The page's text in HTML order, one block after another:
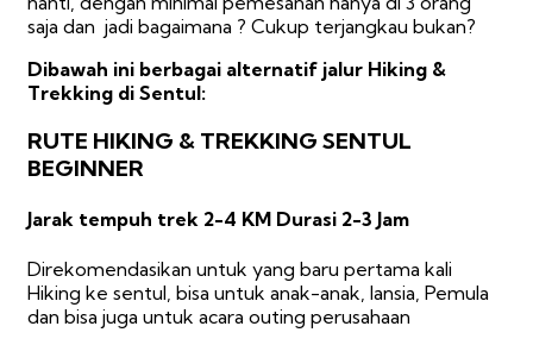
saja dan jadi bagaimana ? Cukup terjangkau bukan?
Dibawah ini berbagai alternatif jalur Hiking &
Trekking di Sentul:
RUTE HIKING & TREKKING SENTUL
BEGINNER
Jarak tempuh trek 2-4 KM Durasi 2-3 Jam
Direkomendasikan untuk yang baru pertama kali
Hiking ke sentul, bisa untuk anak-anak, lansia, Pemula
dan bisa juga untuk acara outing perusahaan